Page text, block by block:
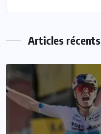
Articles récents